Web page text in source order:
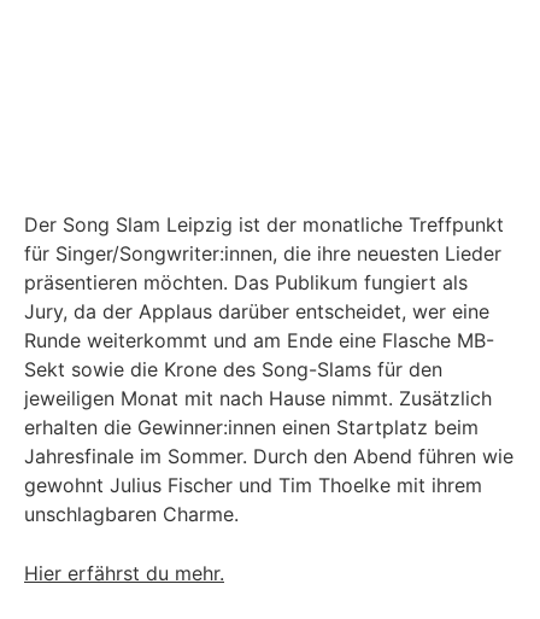
Der Song Slam Leipzig ist der monatliche Treffpunkt
für Singer/Songwriter:innen, die ihre neuesten Lieder
präsentieren möchten. Das Publikum fungiert als
Jury, da der Applaus darüber entscheidet, wer eine
Runde weiterkommt und am Ende eine Flasche MB-
Sekt sowie die Krone des Song-Slams für den
jeweiligen Monat mit nach Hause nimmt. Zusätzlich
erhalten die Gewinner:innen einen Startplatz beim
Jahresfinale im Sommer. Durch den Abend führen wie
gewohnt Julius Fischer und Tim Thoelke mit ihrem
unschlagbaren Charme.
Hier erfährst du mehr.